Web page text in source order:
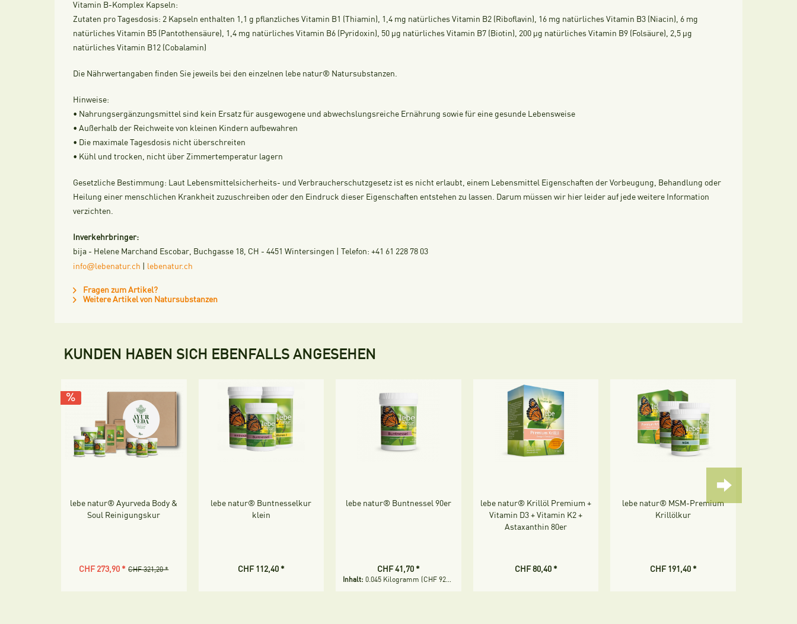
Vitamin B-Komplex Kapseln:
Zutaten pro Tagesdosis: 2 Kapseln enthalten 1,1 g pflanzliches Vitamin B1 (Thiamin), 1,4 mg natürliches Vitamin B2 (Riboflavin), 16 mg natürliches Vitamin B3 (Niacin), 6 mg
natürliches Vitamin B5 (Pantothensäure), 1,4 mg natürliches Vitamin B6 (Pyridoxin), 50 µg natürliches Vitamin B7 (Biotin), 200 µg natürliches Vitamin B9 (Folsäure), 2,5 µg
natürliches Vitamin B12 (Cobalamin)
Die Nährwertangaben finden Sie jeweils bei den einzelnen lebe natur® Natursubstanzen.
Hinweise:
• Nahrungsergänzungsmittel sind kein Ersatz für ausgewogene und abwechslungsreiche Ernährung sowie für eine gesunde Lebensweise
• Außerhalb der Reichweite von kleinen Kindern aufbewahren
• Die maximale Tagesdosis nicht überschreiten
• Kühl und trocken, nicht über Zimmertemperatur lagern
Gesetzliche Bestimmung: Laut Lebensmittelsicherheits- und Verbraucherschutzgesetz ist es nicht erlaubt, einem Lebensmittel Eigenschaften der Vorbeugung, Behandlung oder
Heilung einer menschlichen Krankheit zuzuschreiben oder den Eindruck dieser Eigenschaften entstehen zu lassen. Darum müssen wir hier leider auf jede weitere Information
verzichten.
Inverkehrbringer:
bija - Helene Marchand Escobar, Buchgasse 18, CH - 4451 Wintersingen | Telefon: +41 61 228 78 03
info@lebenatur.ch lebenatur.ch
Fragen zum Artikel?
Weitere Artikel von Natursubstanzen
KUNDEN HABEN SICH EBENFALLS ANGESEHEN
lebe natur® Ayurveda Body &
Soul Reinigungskur
CHF 273,90 * CHF 321,20 *
lebe natur® Buntnesselkur
klein
CHF 112,40 *
lebe natur® Buntnessel 90er
CHF 41,70 *
Inhalt:0.045 Kilogramm (CHF 926,67 * / 1 Kilogramm)
lebe natur® Krillöl Premium +
Vitamin D3 + Vitamin K2 +
Astaxanthin 80er
CHF 80,40 *
lebe natur® MSM-Premium
Krillölkur
CHF 191,40 *